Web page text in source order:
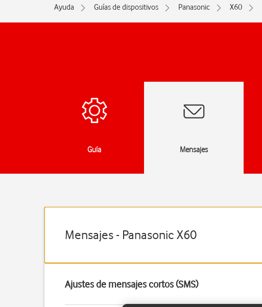
Ayuda Guías de dispositivos Panasonic X60
Guía Mensajes
Mensajes - Panasonic X60
Ajustes de mensajes cortos (SMS)